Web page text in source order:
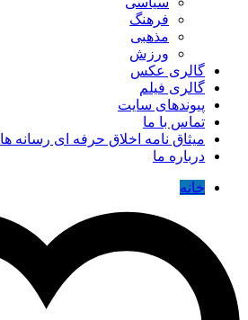
فرهنگ
مذهبی
ورزش
گالری عکس
گالری فیلم
پیوندهای سایت
تماس با ما
میثاق نامه اخلاق حرفه ای رسانه ها
درباره ما
خانه